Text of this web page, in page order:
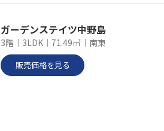
ガーデンステイツ中野島
3階｜3LDK｜71.49㎡｜南東
販売価格を見る